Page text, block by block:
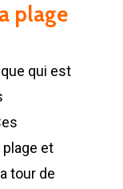
plage
qui est
et
tour de